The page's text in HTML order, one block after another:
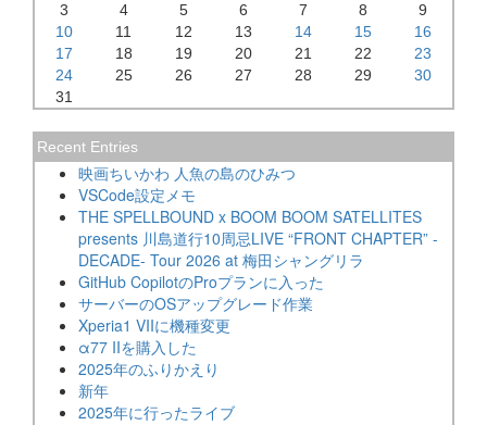
3
4 5 6 7 8
9
10
11 12 13 14 15
16
17
18 19 20 21 22
23
24
25 26 27 28 29
30
31
Recent Entries
映画ちいかわ 人魚の島のひみつ
VSCode設定メモ
THE SPELLBOUND x BOOM BOOM SATELLITES
presents 川島道行10周忌LIVE “FRONT CHAPTER” -
DECADE- Tour 2026 at 梅田シャングリラ
GitHub CopilotのProプランに入った
サーバーのOSアップグレード作業
Xperia1 VIIに機種変更
α77 IIを購入した
2025年のふりかえり
新年
2025年に行ったライブ